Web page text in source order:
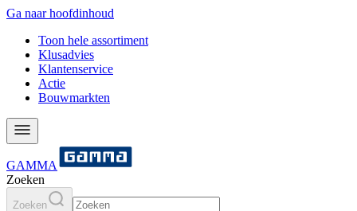
Ga naar hoofdinhoud
Toon hele assortiment
Klusadvies
Klantenservice
Actie
Bouwmarkten
GAMMA
Zoeken
Zoeken